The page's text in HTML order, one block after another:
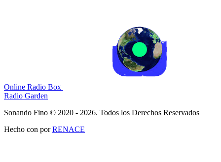
Online Radio Box
Radio Garden
Sonando Fino © 2020 - 2026. Todos los Derechos Reservados
Hecho con porRENACE